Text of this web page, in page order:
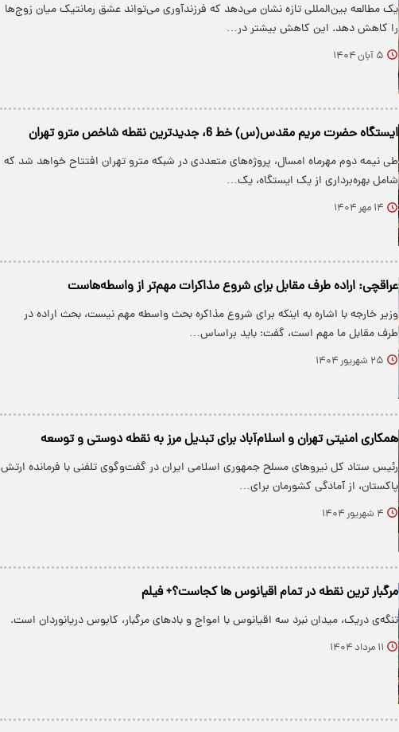
یک مطالعه بین‌المللی تازه نشان می‌دهد که فرزندآوری می‌تواند عشق رمانتیک میان زوج‌ها
را کاهش دهد. این کاهش بیشتر در…
۵ آبان ۱۴۰۴
ایستگاه حضرت مریم مقدس(س) خط 6، جدیدترین نقطه شاخص مترو تهران
طی نیمه دوم مهرماه امسال، پروژه‌های متعددی در شبکه مترو تهران افتتاح خواهد شد که
شامل بهره‌برداری از یک ایستگاه، یک…
۱۴ مهر ۱۴۰۴
عراقچی: اراده طرف مقابل برای شروع مذاکرات مهم‌تر از واسطه‌هاست
وزیر خارجه با اشاره به اینکه برای شروع مذاکره بحث واسطه مهم نیست، بحث اراده در
طرف مقابل ما مهم است، گفت: باید براساس…
۲۵ شهریور ۱۴۰۴
همکاری امنیتی تهران و اسلام‌آباد برای تبدیل مرز به نقطه دوستی و توسعه
رئیس ستاد کل نیروهای مسلح جمهوری اسلامی ایران در گفت‌وگوی تلفنی با فرمانده ارتش
پاکستان، از آمادگی کشورمان برای…
۴ شهریور ۱۴۰۴
مرگبار ترین نقطه در تمام اقیانوس ها کجاست؟+ فیلم
تنگه‌ی دریک، میدان نبرد سه اقیانوس با امواج و بادهای مرگبار، کابوس دریانوردان است.
۱۱ مرداد ۱۴۰۴